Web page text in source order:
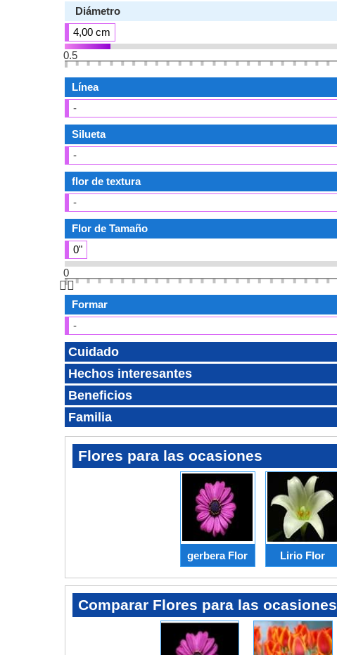
Diámetro
4,00 cm
0.5
Línea
-
Silueta
-
flor de textura
-
Flor de Tamaño
0"
0
👆🏻
Formar
-
Cuidado
Hechos interesantes
Beneficios
Familia
Flores para las ocasiones
gerbera Flor Lirio Flor
Comparar Flores para las ocasiones